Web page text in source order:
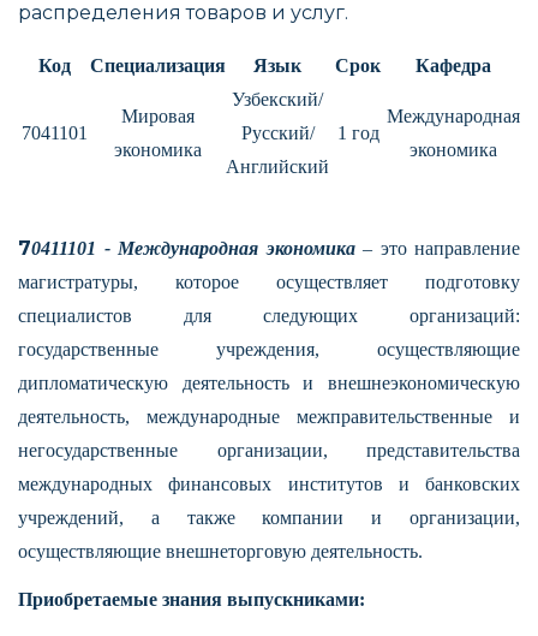
распределения товаров и услуг.
Код Специализация Язык Срок Кафедра
7041101
Мировая
экономика
Узбекский/
Русский/
Английский
1 год
Международная
экономика
70411101 - Международная экономика– это направление
магистратуры, которое осуществляет подготовку
специалистов для следующих организаций:
государственные учреждения, осуществляющие
дипломатическую деятельность и внешнеэкономическую
деятельность, международные межправительственные и
негосударственные организации, представительства
международных финансовых институтов и банковских
учреждений, а также компании и организации,
осуществляющие внешнеторговую деятельность.
Приобретаемые знания выпускниками: